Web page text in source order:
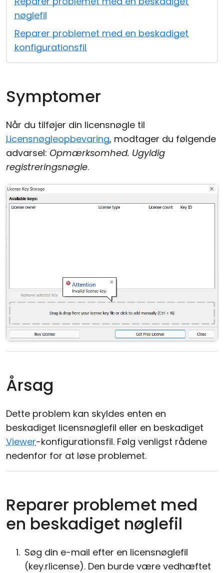
nøglefil
Reparer problemet med en beskadiget
konfigurationsfil
Symptomer
Når du tilføjer din licensnøgle til
Licensnøgleopbevaring, modtager du følgende
advarsel: Opmærksomhed. Ugyldig
registreringsnøgle.
Årsag
Dette problem kan skyldes enten en
beskadiget licensnøglefil eller en beskadiget
Viewer-konfigurationsfil. Følg venligst rådene
nedenfor for at løse problemet.
Reparer problemet med
en beskadiget nøglefil
Søg din e-mail efter en licensnøglefil
(key.rlicense). Den burde være vedhæftet
Cloud og Lokalt